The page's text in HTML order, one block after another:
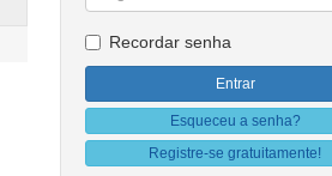
Recordar senha
Esqueceu a senha?
Registre-se gratuitamente!